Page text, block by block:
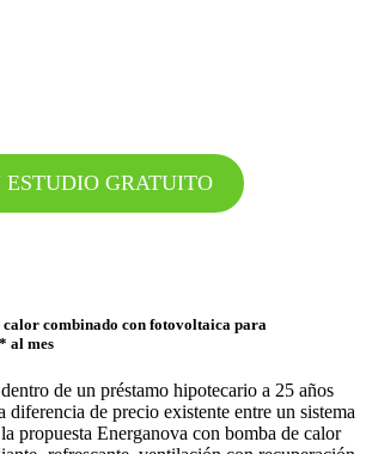
GRATUITO
calor combinado con fotovoltaica para
al mes
de un préstamo hipotecario a 25 años
diferencia de precio existente entre un sistema
propuesta Energanova con bomba de calor